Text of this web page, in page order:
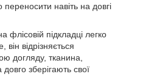
переносити навіть на довгі
флісовій підкладці легко
відрізняється
догляду, тканина,
зберігають свої